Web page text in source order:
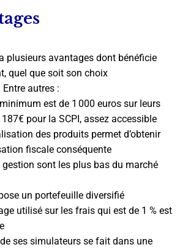
plusieurs avantages dont bénéficie
quel que soit son choix
autres :
est de 1 000 euros sur leurs
pour la SCPI, assez accessible
des produits permet d’obtenir
fiscale conséquente
sont les plus bas du marché
un portefeuille diversifié
utilisé sur les frais qui est de 1 % est
ses simulateurs se fait dans une